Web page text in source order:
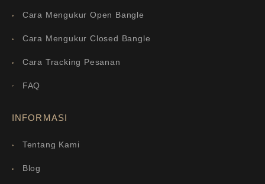
Cara Mengukur Open Bangle
Cara Mengukur Closed Bangle
Cara Tracking Pesanan
FAQ
INFORMASI
Tentang Kami
Blog